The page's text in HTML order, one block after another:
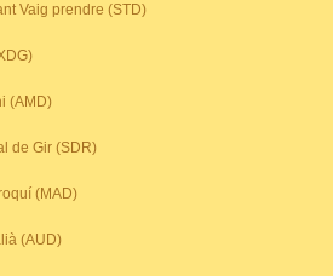
Vaig prendre (STD)
(AMD)
de Gir (SDR)
(MAD)
(AUD)